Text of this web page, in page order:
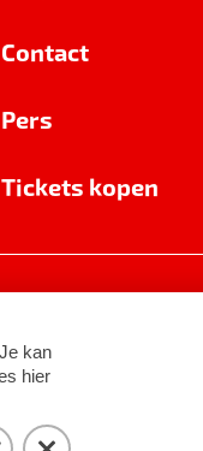
Contact
Pers
Tickets kopen